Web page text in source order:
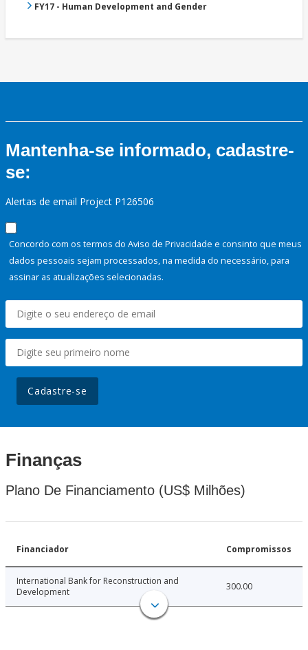
FY17 - Human Development and Gender
Mantenha-se informado, cadastre-
se:
Alertas de email Project P126506
Concordo com os termos do Aviso de Privacidade e consinto que meus
dados pessoais sejam processados, na medida do necessário, para
assinar as atualizações selecionadas.
Cadastre-se
Finanças
Plano De Financiamento (US$ Milhões)
Financiador Compromissos
International Bank for Reconstruction and
Development
300.00